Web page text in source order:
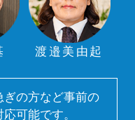
渡邉美由起
ぎの方など事前の
可能です。